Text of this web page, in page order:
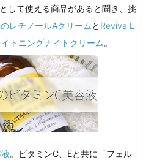
して使える商品があると聞き、挑
レチノールAクリームと Reviva L
トニングナイトクリーム。
。ビタミンC、Eと共に「フェル